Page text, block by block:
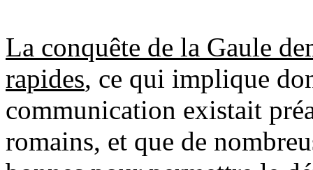
La conquête de la Gaule
rapides, ce qui implique
communication existait
romains, et que de